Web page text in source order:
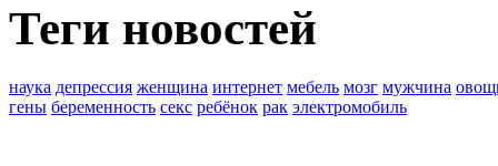
Теги новостей
наука депрессия женщина интернет мебель мозг мужчина
гены беременность секс ребёнок рак электромобиль